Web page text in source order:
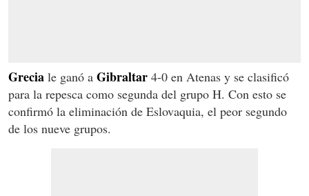
Grecia le ganó a Gibraltar 4-0 en Atenas y se clasificó
para la repesca como segunda del grupo H. Con esto se
confirmó la eliminación de Eslovaquia, el peor segundo
de los nueve grupos.